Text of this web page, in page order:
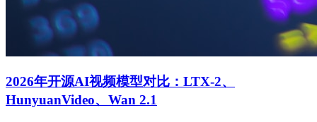
2026年开源AI视频模型对比：LTX-2、
HunyuanVideo、Wan 2.1